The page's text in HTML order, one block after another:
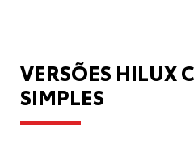
VERSÕES HILUX
SIMPLES